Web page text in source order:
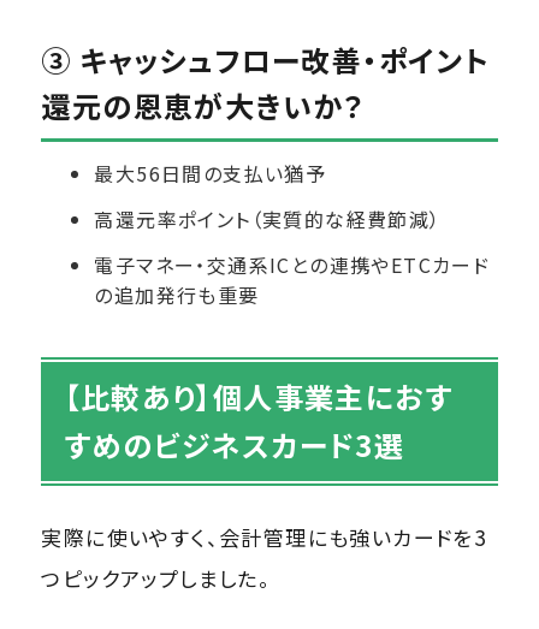
③ キャッシュフロー改善・ポイント
還元の恩恵が大きいか？
最大56日間の支払い猶予
高還元率ポイント（実質的な経費節減）
電子マネー・交通系ICとの連携やETCカード
の追加発行も重要
【比較あり】個人事業主におす
すめのビジネスカード3選
実際に使いやすく、会計管理にも強いカードを3
つピックアップしました。